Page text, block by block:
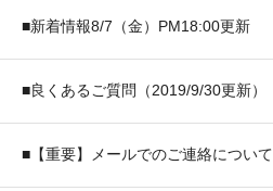
■新着情報8/7（金）PM18:00更新
■良くあるご質問（2019/9/30更新）
■【重要】メールでのご連絡について